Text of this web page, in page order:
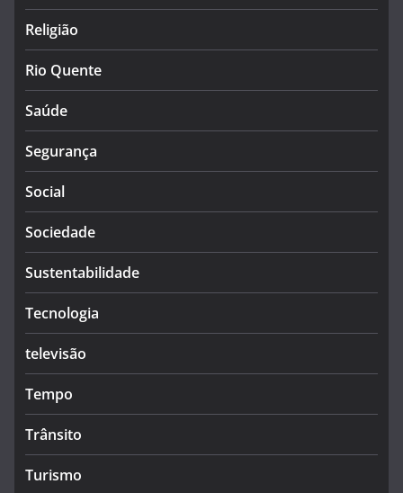
Religião
Rio Quente
Saúde
Segurança
Social
Sociedade
Sustentabilidade
Tecnologia
televisão
Tempo
Trânsito
Turismo